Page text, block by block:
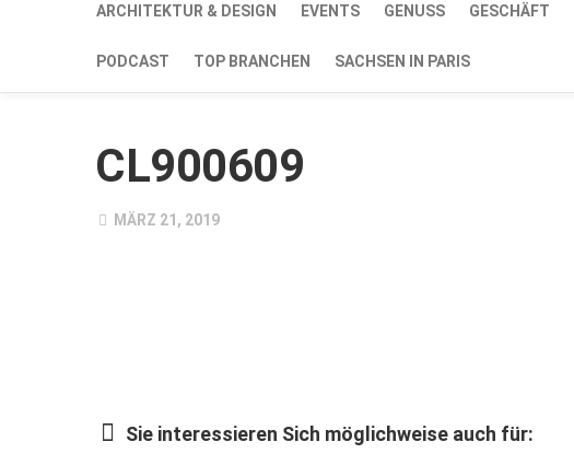
ARCHITEKTUR & DESIGN EVENTS GENUSS GESCHÄFT
PODCAST TOP BRANCHEN SACHSEN IN PARIS
CL900609
MÄRZ 21, 2019
Sie interessieren Sich möglichweise auch für: